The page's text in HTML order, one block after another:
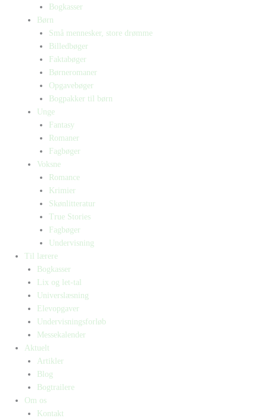
Bogkasser
Børn
Små mennesker, store drømme
Billedbøger
Faktabøger
Børneromaner
Opgavebøger
Bogpakker til børn
Unge
Fantasy
Romaner
Fagbøger
Voksne
Romance
Krimier
Skønlitteratur
True Stories
Fagbøger
Undervisning
Til lærere
Bogkasser
Lix og let-tal
Universlæsning
Elevopgaver
Undervisningsforløb
Messekalender
Aktuelt
Artikler
Blog
Bogtrailere
Om os
Kontakt